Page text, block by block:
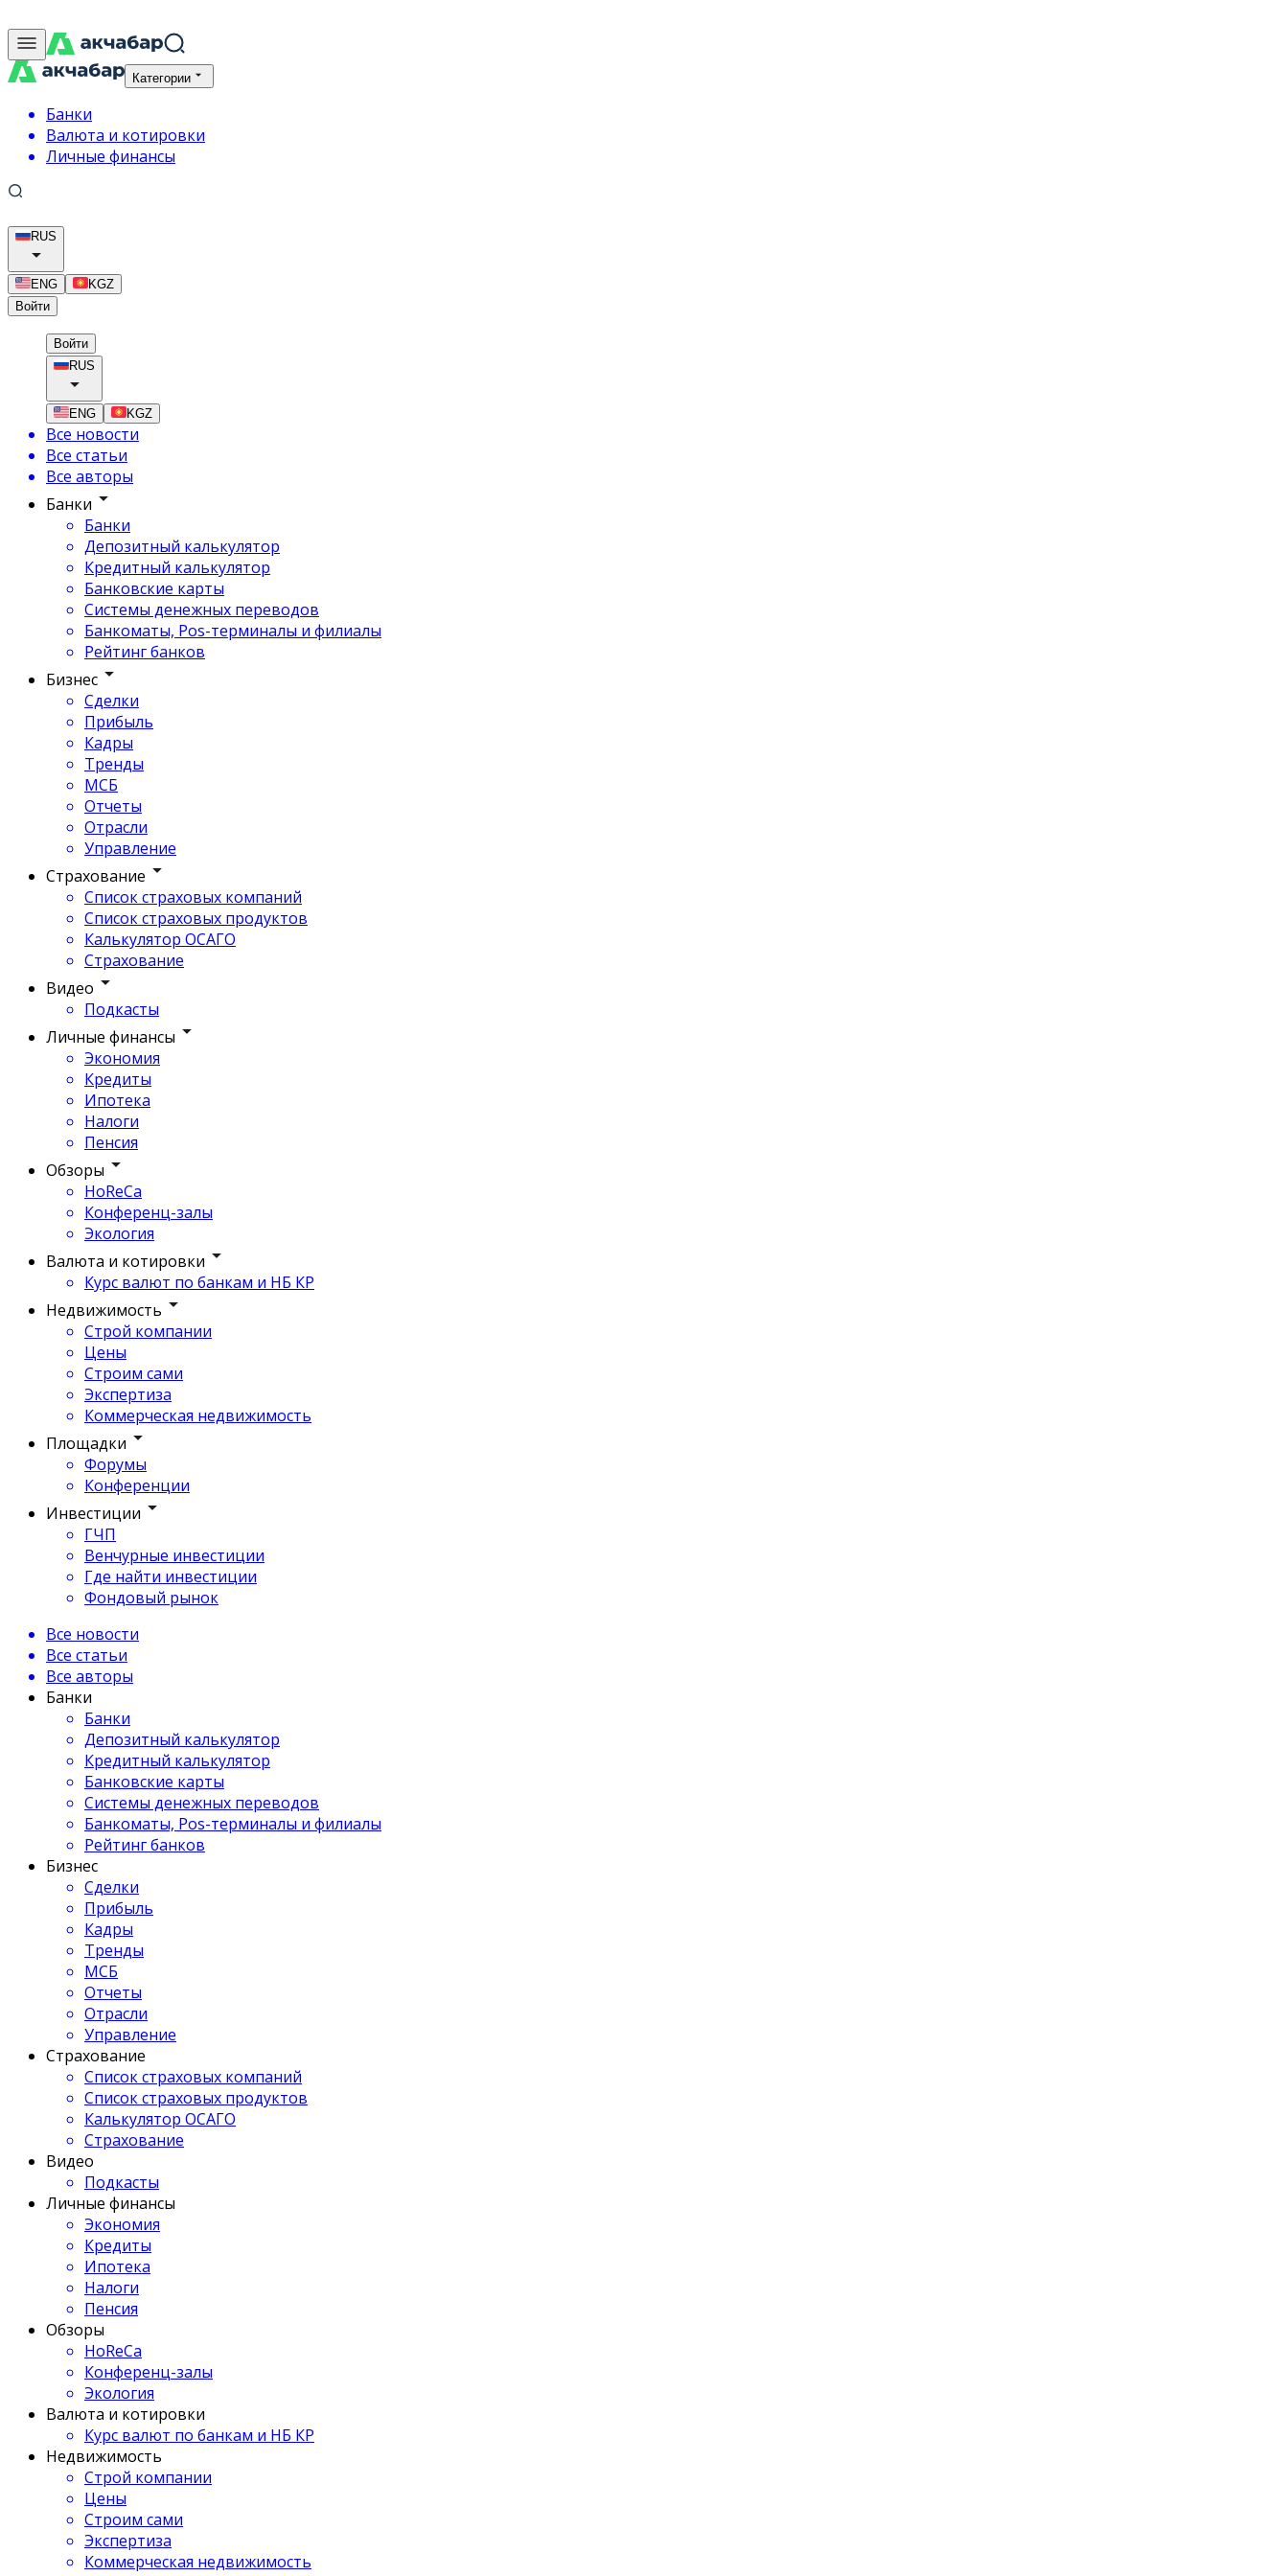
Категории
Банки
Валюта и котировки
Личные финансы
RUS
ENG
KGZ
Войти
Войти
RUS
ENG KGZ
Все новости
Все статьи
Все авторы
Банки
Банки
Депозитный калькулятор
Кредитный калькулятор
Банковские карты
Системы денежных переводов
Банкоматы, Pos-терминалы и филиалы
Рейтинг банков
Бизнес
Сделки
Прибыль
Кадры
Тренды
МСБ
Отчеты
Отрасли
Управление
Страхование
Список страховых компаний
Список страховых продуктов
Калькулятор ОСАГО
Страхование
Видео
Подкасты
Личные финансы
Экономия
Кредиты
Ипотека
Налоги
Пенсия
Обзоры
HoReCa
Конференц-залы
Экология
Валюта и котировки
Курс валют по банкам и НБ КР
Недвижимость
Строй компании
Цены
Строим сами
Экспертиза
Коммерческая недвижимость
Площадки
Форумы
Конференции
Инвестиции
ГЧП
Венчурные инвестиции
Где найти инвестиции
Фондовый рынок
Все новости
Все статьи
Все авторы
Банки
Банки
Депозитный калькулятор
Кредитный калькулятор
Банковские карты
Системы денежных переводов
Банкоматы, Pos-терминалы и филиалы
Рейтинг банков
Бизнес
Сделки
Прибыль
Кадры
Тренды
МСБ
Отчеты
Отрасли
Управление
Страхование
Список страховых компаний
Список страховых продуктов
Калькулятор ОСАГО
Страхование
Видео
Подкасты
Личные финансы
Экономия
Кредиты
Ипотека
Налоги
Пенсия
Обзоры
HoReCa
Конференц-залы
Экология
Валюта и котировки
Курс валют по банкам и НБ КР
Недвижимость
Строй компании
Цены
Строим сами
Экспертиза
Коммерческая недвижимость